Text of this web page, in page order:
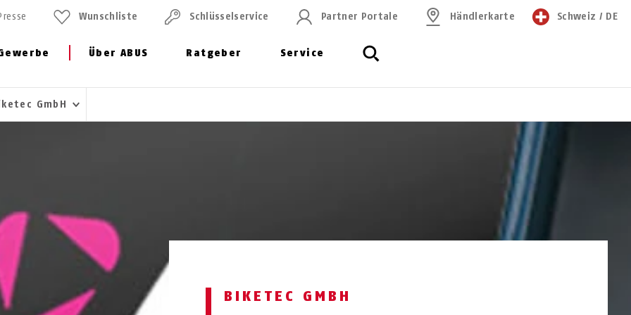
Über ABUS Ratgeber Service
Wunschliste Schlüssel­service Partner Portale Händlerkarte Schweiz / DE
GmbH
BIKETEC GMBH